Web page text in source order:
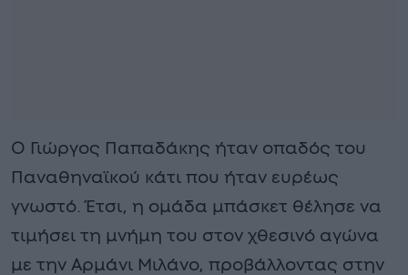
Ο Γιώργος Παπαδάκης ήταν οπαδός του
Παναθηναϊκού κάτι που ήταν ευρέως
γνωστό. Έτσι, η ομάδα μπάσκετ θέλησε να
τιμήσει τη μνήμη του στον χθεσινό αγώνα
με την Αρμάνι Μιλάνο, προβάλλοντας στην